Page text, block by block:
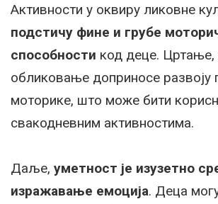
Активности у оквиру ликовне
подстичу фине и грубе
способности код деце.
обликовање доприносе развоју
моторике, што може бити
свакодневним активностима.
Даље, уметност је изузетно
изражавање емоција. Деца